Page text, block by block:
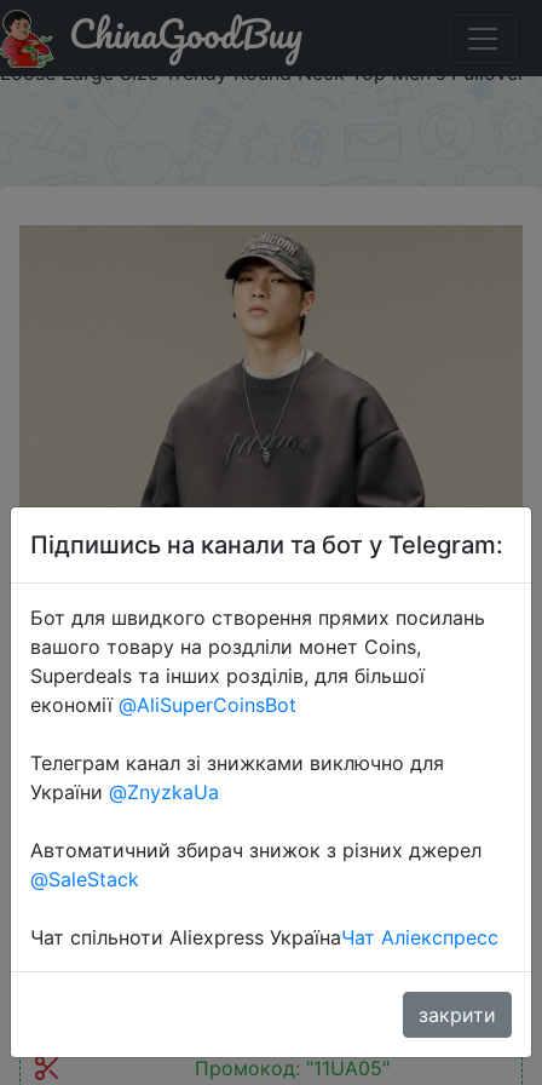
Придбати по знижці 11UA05 Fashion Men's American
Retro Heavy Embroidery Sweater Winter Autumn New
Loose Large Size Trendy Round Neck Top Men's Pullover
ChinaGoodBuy
2025-11-16
Heavy Embroidery Sweater Winter
Autumn New Loose Large Size
Trendy Round Neck Top Men's
Pullover
$12.38
Промокод: "11UA05"
Підпишись на канали та бот у Telegram:
Бот для швидкого створення прямих посилань
вашого товару на роздліли монет Coins,
Superdeals та інших розділів, для більшої
економії @AliSuperCoinsBot
Телеграм канал зі знижками виключно для
України @ZnyzkaUa
Автоматичний збирач знижок з різних джерел
@SaleStack
Чат спільноти Aliexpress УкраїнаЧат Аліекспресс
закрити